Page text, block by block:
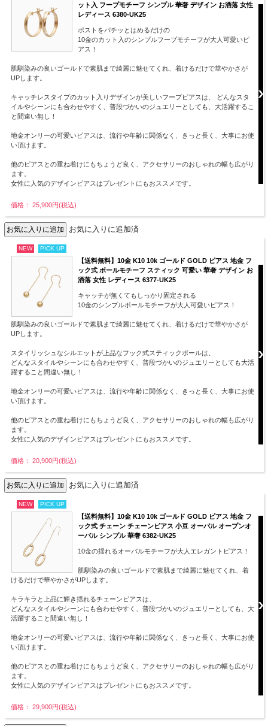
ット入 フープモチーフ シンプル 華奢 デザイン お洒落 女性
レディース 6380-UK25
ポストをパチッとはめるだけの
10金のカット入のシンプルフープモチーフが大人可愛いピ
アス！
肌馴染みの良いゴールドで素肌まで綺麗に魅せてくれ、着けるだけで華やかさが
UPします。
キャッチレスタイプのカット入りデザインが美しいフープピアスは、 どんなスタ
イルやシーンにも合わせやすく、普段づかいのジュエリーとしても、大活躍するこ
と間違い無し！
地金オンリーの可愛いピアスは、流行や年齢に関係なく、きっと長く、大事にお使
い頂けます。
他のピアスとの重ね着けにもちょうど良く、アクセサリーのおしゃれの幅も広がり
ます。
女性に人気のデザインピアスはプレゼントにもおススメです。
価格： 25,900円(税込)
お気に入りに追加済
NEW PICK UP
【送料無料】10金 K10 10k ゴールド GOLD ピアス 地金 フ
ック式 ボールモチーフ スティック 可愛い 華奢 デザイン お
洒落 女性 レディース 6377-UK25
キャッチが無くてもしっかり固定される
10金のシンプルボールモチーフが大人可愛いピアス！
肌馴染みの良いゴールドで素肌まで綺麗に魅せてくれ、着けるだけで華やかさが
UPします。
スタイリッシュなシルエットが上品なフック式スティックボールは、
どんなスタイルやシーンにも合わせやすく、普段づかいのジュエリーとしても大活
躍すること間違い無し！
地金オンリーの可愛いピアスは、流行や年齢に関係なく、きっと長く、大事にお使
い頂けます。
他のピアスとの重ね着けにもちょうど良く、アクセサリーのおしゃれの幅も広がり
ます。
女性に人気のデザインピアスはプレゼントにもおススメです。
価格： 20,900円(税込)
お気に入りに追加済
NEW PICK UP
【送料無料】10金 K10 10k ゴールド GOLD ピアス 地金 フ
ック式 チェーン チェーンピアス 小豆 オーバル オープンオ
ーバル シンプル 華奢 6382-UK25
10金の揺れるオーバルモチーフが大人エレガントピアス！
肌馴染みの良いゴールドで素肌まで綺麗に魅せてくれ、着
けるだけで華やかさがUPします。
キラキラと上品に輝き揺れるチェーンピアスは、
どんなスタイルやシーンにも合わせやすく、普段づかいのジュエリーとしても、大
活躍すること間違い無し！
地金オンリーの可愛いピアスは、流行や年齢に関係なく、きっと長く、大事にお使
い頂けます。
他のピアスとの重ね着けにもちょうど良く、アクセサリーのおしゃれの幅も広がり
ます。
女性に人気のデザインピアスはプレゼントにもおススメです。
価格： 29,900円(税込)